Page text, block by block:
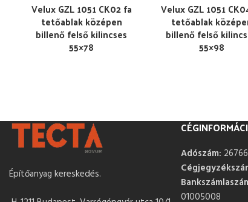
Velux GZL 1051 CK02 fa
tetőablak középen
billenő felső kilincses
55×78
Velux GZL 1051
tetőablak
billenő felső
55×98
Építőanyag kereskedés.
Adószám:
01005008